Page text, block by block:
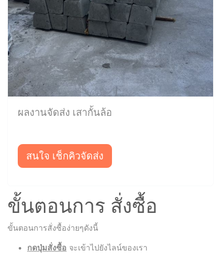
ผลงานจัดส่ง เสากั้นล้อ
สนใจ เช็กคิวจัดส่ง
ขั้นตอนการ สั่งซื้อ
ขั้นตอนการสั่งซื้อง่ายๆดังนี้
กดปุ่มสั่งซื้อ จะเข้าไปยังไลน์ของเรา